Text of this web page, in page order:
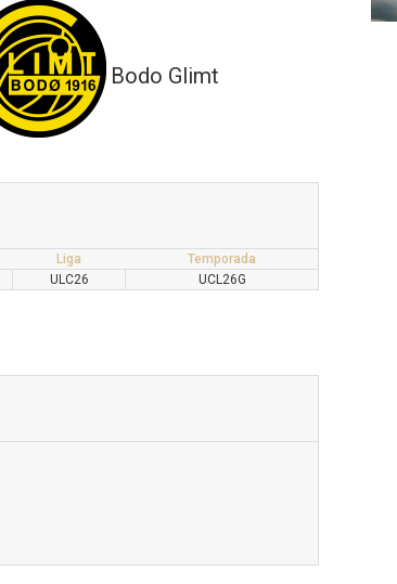
Bodo Glimt
Liga
Temporada
ULC26 UCL26G